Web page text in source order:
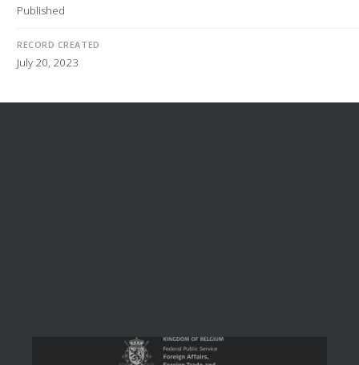
Published
RECORD CREATED
July 20, 2023